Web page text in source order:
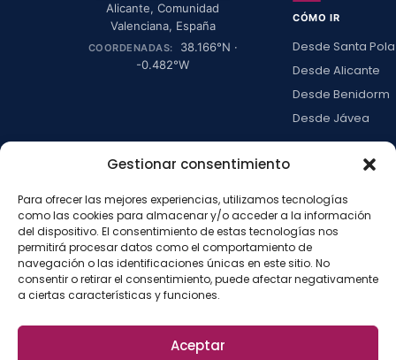
Gestionar consentimiento
Para ofrecer las mejores experiencias, utilizamos tecnologías
como las cookies para almacenar y/o acceder a la información
del dispositivo. El consentimiento de estas tecnologías nos
permitirá procesar datos como el comportamiento de
navegación o las identificaciones únicas en este sitio. No
consentir o retirar el consentimiento, puede afectar negativamente
a ciertas características y funciones.
Aceptar
Alicante,Comunidad
Valenciana, España
COORDENADAS: 38.166°N ·
-0.482°W
CÓMO IR
Desde Santa Pola
Desde Alicante
Desde Benidorm
Desde Jávea
LA ISLA
Actividades
Blog
Con niños
Press kit